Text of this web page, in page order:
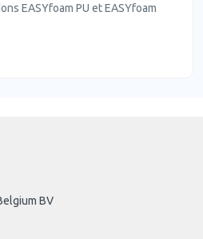
EASYfoam PU et EASYfoam
BV